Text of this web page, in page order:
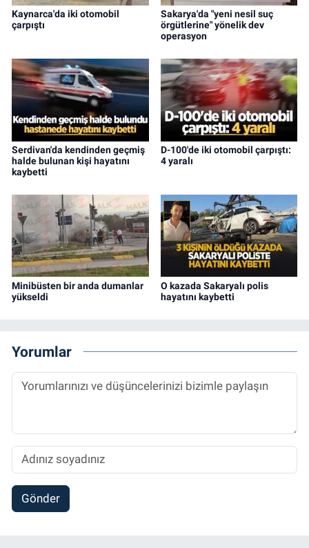
Kaynarca'da iki otomobil
çarpıştı
Sakarya'da "yeni nesil suç
örgütlerine" yönelik dev
operasyon
Serdivan'da kendinden geçmiş
halde bulunan kişi hayatını
kaybetti
D-100'de iki otomobil çarpıştı:
4 yaralı
Minibüsten bir anda dumanlar
yükseldi
O kazada Sakaryalı polis
hayatını kaybetti
Yorumlar
Gönder